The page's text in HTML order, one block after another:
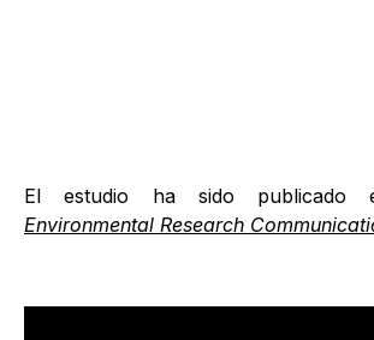
El estudio ha sido publicado
Environmental Research